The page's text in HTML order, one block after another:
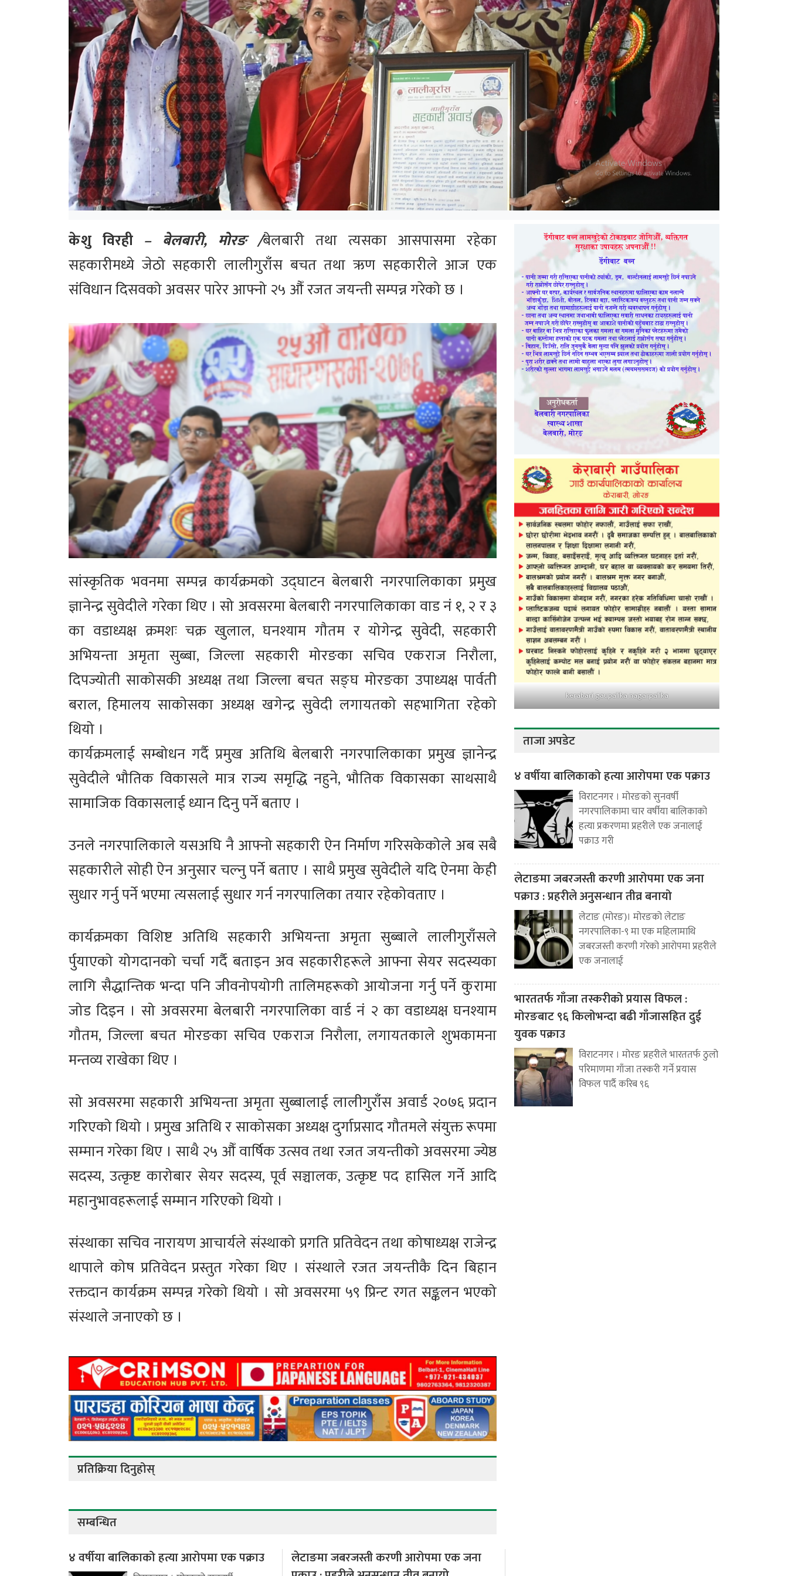
केशु विरही – बेलबारी, मोरङ /बेलबारी तथा त्यसका आसपासमा रहेका
सहकारीमध्ये जेठो सहकारी लालीगुराँस बचत तथा ऋण सहकारीले आज एक
संविधान दिसवको अवसर पारेर आफ्नो २५ औँ रजत जयन्ती सम्पन्न गरेको छ ।
सांस्कृतिक भवनमा सम्पन्न कार्यक्रमको उद्घाटन बेलबारी नगरपालिकाका प्रमुख
ज्ञानेन्द्र सुवेदीले गरेका थिए । सो अवसरमा बेलबारी नगरपालिकाका वाड नं १, २ र ३
का वडाध्यक्ष क्रमशः चक्र खुलाल, घनश्याम गौतम र योगेन्द्र सुवेदी, सहकारी
अभियन्ता अमृता सुब्बा, जिल्ला सहकारी मोरङका सचिव एकराज निरौला,
दिपज्योती साकोसकी अध्यक्ष तथा जिल्ला बचत सङ्घ मोरङका उपाध्यक्ष पार्वती
बराल, हिमालय साकोसका अध्यक्ष खगेन्द्र सुवेदी लगायतको सहभागिता रहेको
थियो ।
कार्यक्रमलाई सम्बोधन गर्दै प्रमुख अतिथि बेलबारी नगरपालिकाका प्रमुख ज्ञानेन्द्र
सुवेदीले भौतिक विकासले मात्र राज्य समृद्धि नहुने, भौतिक विकासका साथसाथै
सामाजिक विकासलाई ध्यान दिनु पर्ने बताए ।
उनले नगरपालिकाले यसअघि नै आफ्नो सहकारी ऐन निर्माण गरिसकेकोले अब सबै
सहकारीले सोही ऐन अनुसार चल्नु पर्ने बताए । साथै प्रमुख सुवेदीले यदि ऐनमा केही
सुधार गर्नु पर्ने भएमा त्यसलाई सुधार गर्न नगरपालिका तयार रहेकोवताए ।
कार्यक्रमका विशिष्ट अतिथि सहकारी अभियन्ता अमृता सुब्बाले लालीगुराँसले
र्पुयाएको योगदानको चर्चा गर्दै बताइन अव सहकारीहरूले आफ्ना सेयर सदस्यका
लागि सैद्धान्तिक भन्दा पनि जीवनोपयोगी तालिमहरूको आयोजना गर्नु पर्ने कुरामा
जोड दिइन । सो अवसरमा बेलबारी नगरपालिका वार्ड नं २ का वडाध्यक्ष घनश्याम
गौतम, जिल्ला बचत मोरङका सचिव एकराज निरौला, लगायतकाले शुभकामना
मन्तव्य राखेका थिए ।
सो अवसरमा सहकारी अभियन्ता अमृता सुब्बालाई लालीगुराँस अवार्ड २०७६ प्रदान
गरिएको थियो । प्रमुख अतिथि र साकोसका अध्यक्ष दुर्गाप्रसाद गौतमले संयुक्त रूपमा
सम्मान गरेका थिए । साथै २५ औँ वार्षिक उत्सव तथा रजत जयन्तीको अवसरमा ज्येष्ठ
सदस्य, उत्कृष्ट कारोबार सेयर सदस्य, पूर्व सञ्चालक, उत्कृष्ट पद हासिल गर्ने आदि
महानुभावहरूलाई सम्मान गरिएको थियो ।
संस्थाका सचिव नारायण आचार्यले संस्थाको प्रगति प्रतिवेदन तथा कोषाध्यक्ष राजेन्द्र
थापाले कोष प्रतिवेदन प्रस्तुत गरेका थिए । संस्थाले रजत जयन्तीकै दिन बिहान
रक्तदान कार्यक्रम सम्पन्न गरेको थियो । सो अवसरमा ५९ प्रिन्ट रगत सङ्कलन भएको
संस्थाले जनाएको छ ।
प्रतिक्रिया दिनुहोस्
सम्बन्धित
४ वर्षीया बालिकाको हत्या आरोपमा एक पक्राउ
लेटाङमा जबरजस्ती करणी आरोपमा एक जना
kerabari gaupalika nagarpalika
ताजा अपडेट
४ वर्षीया बालिकाको हत्या आरोपमा एक पक्राउ
विराटनगर । मोरङको सुनवर्षी
नगरपालिकामा चार वर्षीया बालिकाको
हत्या प्रकरणमा प्रहरीले एक जनालाई
पक्राउ गरी
लेटाङमा जबरजस्ती करणी आरोपमा एक जना
पक्राउ : प्रहरीले अनुसन्धान तीव्र बनायो
लेटाङ (मोरङ)। मोरङको लेटाङ
नगरपालिका-९ मा एक महिलामाथि
जबरजस्ती करणी गरेको आरोपमा प्रहरीले
एक जनालाई
भारततर्फ गाँजा तस्करीको प्रयास विफल :
मोरङबाट ९६ किलोभन्दा बढी गाँजासहित दुई
युवक पक्राउ
विराटनगर । मोरङ प्रहरीले भारततर्फ ठुलो
परिमाणमा गाँजा तस्करी गर्ने प्रयास
विफल पार्दै करिब ९६